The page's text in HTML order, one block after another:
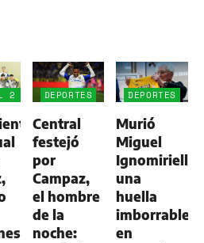
2
DEPORTES
Central
festejó
por
Campaz,
el hombre
de la
noche:
DEPORTES
Murió
Miguel
Ignomiriello:
una
huella
imborrable
en